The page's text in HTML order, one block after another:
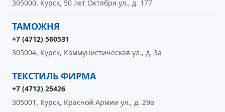
305000, Курск, 50 лет Октября ул., д. 177
ТАМОЖНЯ
+7 (4712) 560531
305004, Курск, Коммунистическая ул., д. 3а
ТЕКСТИЛЬ ФИРМА
+7 (4712) 25426
305001, Курск, Красной Армии ул., д. 29а